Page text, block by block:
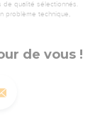
de qualité sélectionnés.
problème technique,
de vous !